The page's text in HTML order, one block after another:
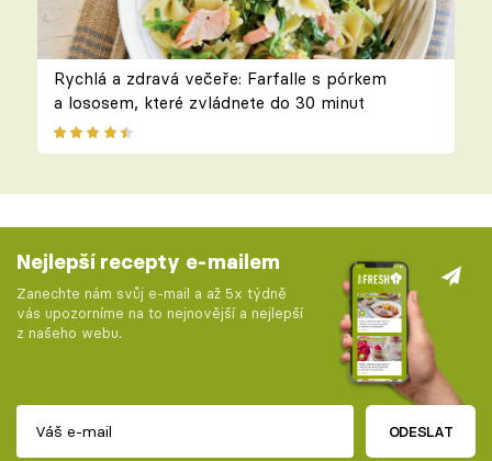
Rychlá a zdravá večeře: Farfalle s pórkem
a lososem, které zvládnete do 30 minut
Nejlepší recepty e-mailem
Zanechte nám svůj e-mail a až 5x týdně
vás upozorníme na to nejnovější a nejlepší
z našeho webu.
ODESLAT